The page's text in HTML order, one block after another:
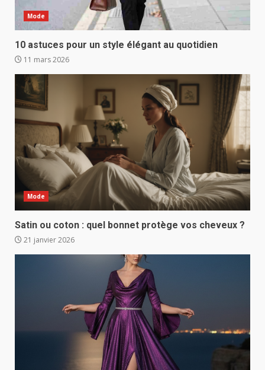
Mode
10 astuces pour un style élégant au quotidien
11 mars 2026
Mode
Satin ou coton : quel bonnet protège vos cheveux ?
21 janvier 2026